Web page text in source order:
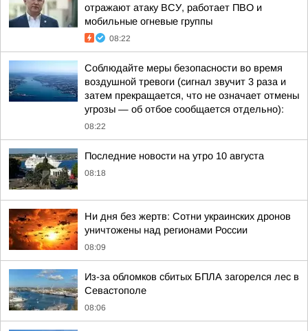
отражают атаку ВСУ, работает ПВО и
мобильные огневые группы
08:22
Соблюдайте меры безопасности во время
воздушной тревоги (сигнал звучит 3 раза и
затем прекращается, что не означает отмены
угрозы — об отбое сообщается отдельно):
08:22
Последние новости на утро 10 августа
08:18
Ни дня без жертв: Сотни украинских дронов
уничтожены над регионами России
08:09
Из-за обломков сбитых БПЛА загорелся лес в
Севастополе
08:06